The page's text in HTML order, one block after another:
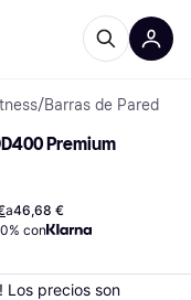
/Barras de Pared
Premium
a46,68 €
con
Los precios son